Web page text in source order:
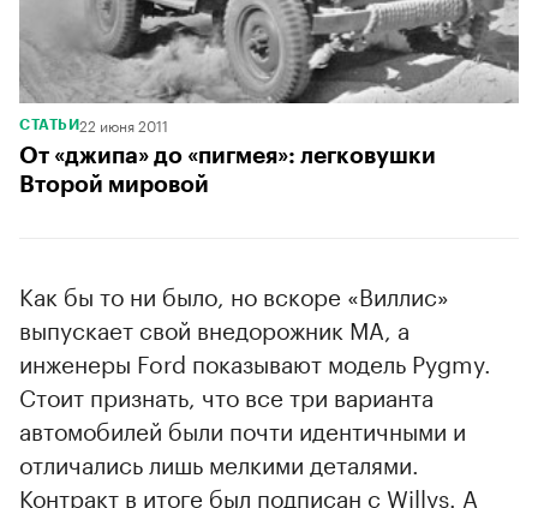
СТАТЬИ22 июня 2011
От «джипа» до «пигмея»: легковушки
Второй мировой
Как бы то ни было, но вскоре «Виллис»
выпускает свой внедорожник МА, а
инженеры Ford показывают модель Pygmy.
Стоит признать, что все три варианта
автомобилей были почти идентичными и
отличались лишь мелкими деталями.
Контракт в итоге был подписан с Willys. А